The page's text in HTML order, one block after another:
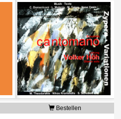
Bestellen